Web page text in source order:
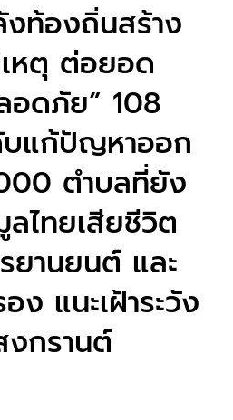
ท้องถิ่นสร้าง
หตุ ต่อยอด
อดภัย” 108
แก้ปัญหาออก
ตำบลที่ยัง
ไทยเสียชีวิต
ยานยนต์ และ
ง แนะเฝ้าระวัง
งกรานต์